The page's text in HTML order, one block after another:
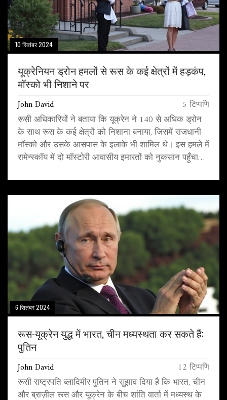
10 सितंबर 2024
यूक्रेनियन ड्रोन हमलों से रूस के कई क्षेत्रों में हड़कंप,
मॉस्को भी निशाने पर
John David 5 टिप्पणि
रूसी अधिकारियों ने बताया कि यूक्रेन ने 140 से अधिक ड्रोन
के साथ रूस के कई क्षेत्रों को निशाना बनाया, जिसमें राजधानी
मॉस्को और उसके आसपास के इलाके भी शामिल थे। इस हमले में
रामेन्स्कॉय में दो मॉस्टोरी आवासीय इमारतों को नुकसान पहुँचा।
घायल हो गए।
6 सितंबर 2024
रूस-यूक्रेन युद्ध में भारत, चीन मध्यस्थता कर सकते हैं:
पुतिन
John David 12 टिप्पणि
रूसी राष्ट्रपति व्लादिमीर पुतिन ने सुझाव दिया है कि भारत, चीन
और ब्राज़ील रूस और यूक्रेन के बीच शांति वार्ता में मध्यस्थ के